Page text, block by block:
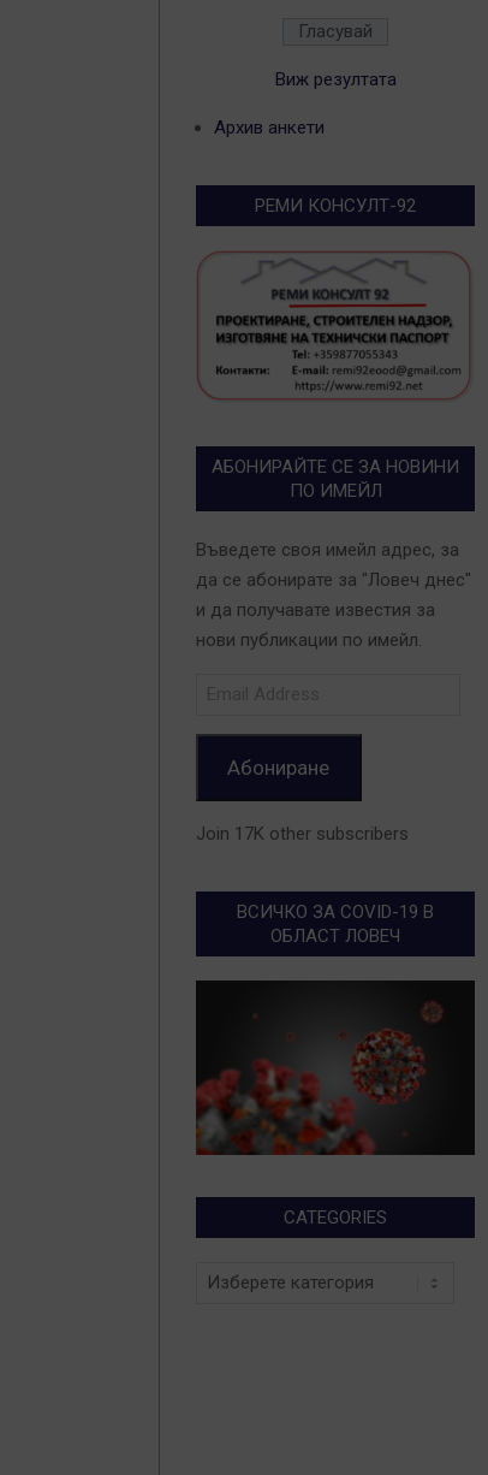
Виж резултата
Архив анкети
РЕМИ КОНСУЛТ-92
АБОНИРАЙТЕ СЕ ЗА НОВИНИ
ПО ИМЕЙЛ
Въведете своя имейл адрес, за
да се абонирате за "Ловеч днес"
и да получавате известия за
нови публикации по имейл.
Абониране
Join 17K other subscribers
ВСИЧКО ЗА COVID-19 В
ОБЛАСТ ЛОВЕЧ
CATEGORIES
Categories